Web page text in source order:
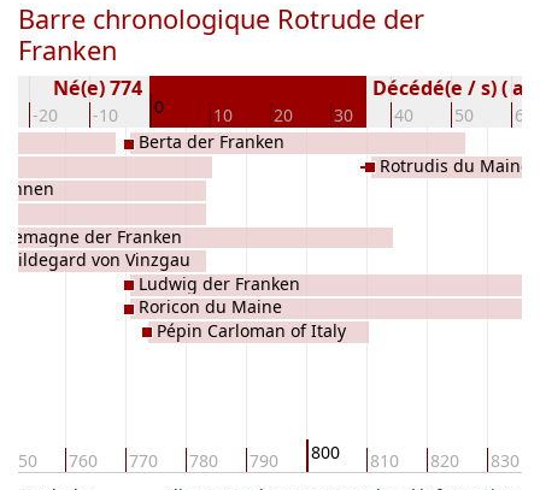
Barre chronologique Rotrude der
Franken
-20 -10 0 10 20 30 40 50 60
Né(e) 774 Décédé(e / s) (
750 760 770 780 790 800 810 820 830
der Franken
Hildegard von Vinzgau
Berta der Franken
Ludwig der Franken
Roricon du Maine
Pépin Carloman of Italy
Rotrudis du Maine